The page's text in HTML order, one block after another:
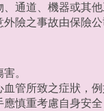
通道、機器或其
險之事故由保險公
。
管所致之症狀，
慎重考慮自身安